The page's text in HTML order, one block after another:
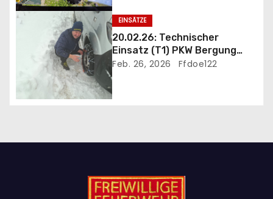
i
EINSÄTZE
20.02.26: Technischer
Einsatz (T1) PKW Bergung
und Eigehilfe wegen
Feb. 26, 2026 Ffdoe122